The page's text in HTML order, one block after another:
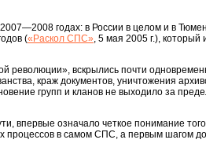
годах: в России в целом и в
(«Раскол СПС», 5 мая 2005 г.), который
революции», вскрылись почти
краж документов, уничтожения
групп и кланов не выходило за
впервые означало четкое понимание
процессов в самом СПС, а первым шагом